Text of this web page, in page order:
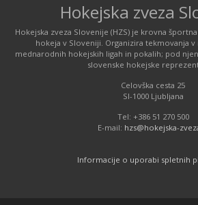
Hokejska zveza
Hokejska zveza Slovenije (HZS) je krovna
hokeja v Sloveniji. Organizira tekmovanja
mednarodnih hokejskih ligah in pokalih; pod
slovenske hokejske
Celovška cesta 25
SI-1000 Ljubljana
Tel: +386 51 270 500
E-mail: hzs@hokejska-
Informacije o uporabi spletnih